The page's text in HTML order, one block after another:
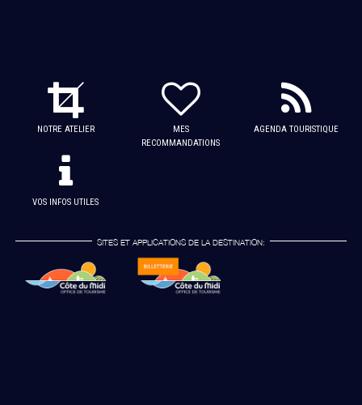
NOTRE ATELIER
MES
RECOMMANDATIONS
AGENDA TOURISTIQUE
VOS INFOS UTILES
SITES ET APPLICATIONS DE LA DESTINATION: